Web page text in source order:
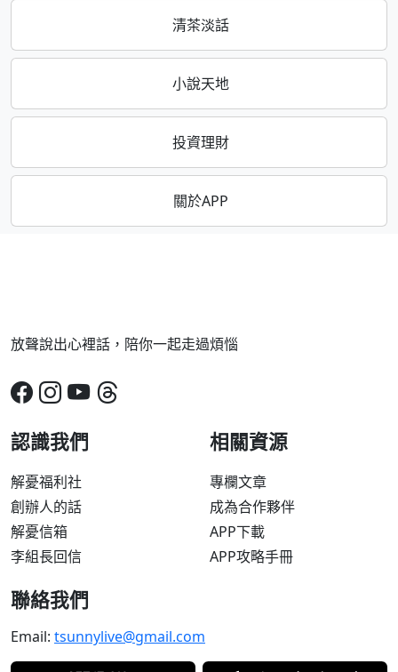
清茶淡話
小說天地
投資理財
關於APP
放聲說出心裡話，陪你一起走過煩惱
認識我們
解憂福利社
創辦人的話
解憂信箱
李組長回信
相關資源
專欄文章
成為合作夥伴
APP下載
APP攻略手冊
聯絡我們
Email: tsunnylive@gmail.com